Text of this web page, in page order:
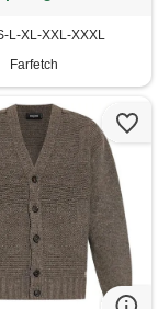
L-XL-XXL-XXXL
Farfetch